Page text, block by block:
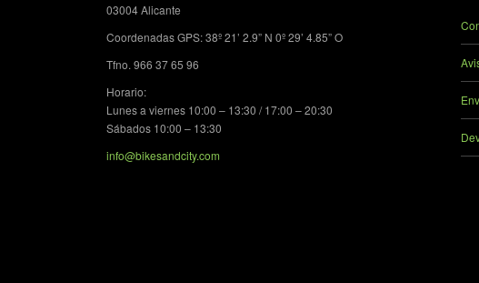
03004 Alicante
Coordenadas GPS: 38º 21’ 2.9” N 0º 29’ 4.85” O
Tfno. 966 37 65 96
Horario:
Lunes a viernes 10:00 – 13:30 / 17:00 – 20:30
Sábados 10:00 – 13:30
info@bikesandcity.com